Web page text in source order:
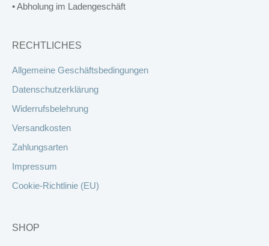
• Abholung im Ladengeschäft
RECHTLICHES
Allgemeine Geschäftsbedingungen
Datenschutzerklärung
Widerrufsbelehrung
Versandkosten
Zahlungsarten
Impressum
Cookie-Richtlinie (EU)
SHOP